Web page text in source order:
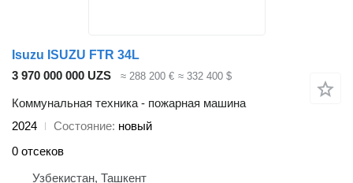
Isuzu ISUZU FTR 34L
3 970 000 000 UZS
≈ 288 200 € ≈ 332 400 $
Коммунальная техника - пожарная машина
2024
Состояние новый
0 отсеков
Узбекистан, Ташкент